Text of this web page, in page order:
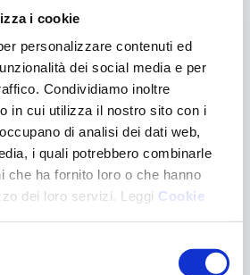
i cookie
personalizzare contenuti ed
dei social media e per
Condividiamo inoltre
in cui utilizza il nostro sito con i
di analisi dei dati web,
i quali potrebbero combinarle
che ha fornito loro o che hanno
dei loro servizi. Leggi Cookie
Condividilo!
Condividi